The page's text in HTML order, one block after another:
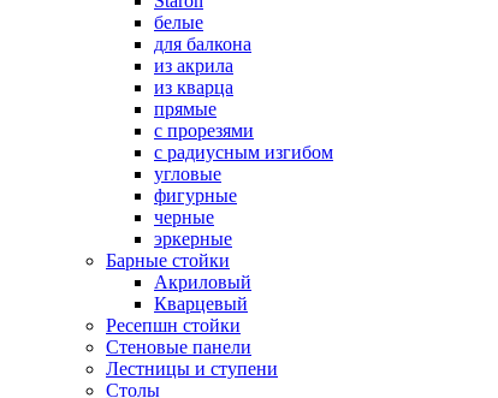
белые
для балкона
из акрила
из кварца
прямые
с прорезями
с радиусным изгибом
угловые
фигурные
черные
эркерные
Барные стойки
Акриловый
Кварцевый
Ресепшн стойки
Стеновые панели
Лестницы и ступени
Столы